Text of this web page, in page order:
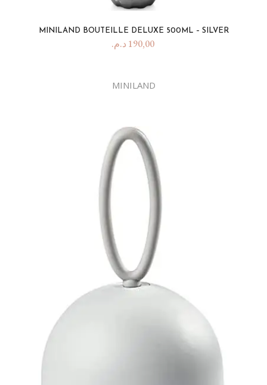
MINILAND BOUTEILLE DELUXE 500ML – SILVER
190,00 د.م.
MINILAND